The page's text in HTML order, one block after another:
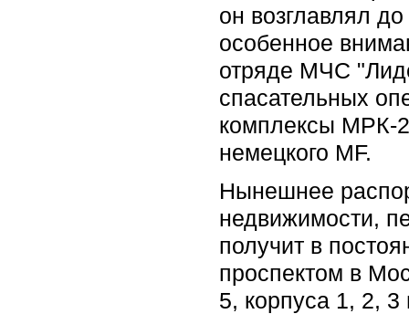
он возглавлял
особенное
отряде МЧС
спасательных
комплексы МРК-
немецкого MF.
Нынешнее
недвижимости,
получит в
проспектом в
5, корпуса 1, 2, 3